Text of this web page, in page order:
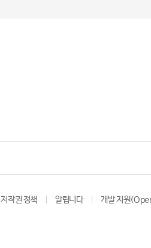
저작권 정책 알립니다 개발 지원